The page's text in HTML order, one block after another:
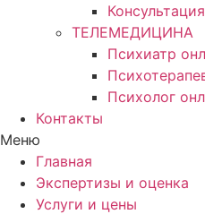
ТЕЛЕМЕДИЦИНА
Психиатр
Психолог
Контакты
Меню
Главная
Экспертизы и оценка
Услуги и цены